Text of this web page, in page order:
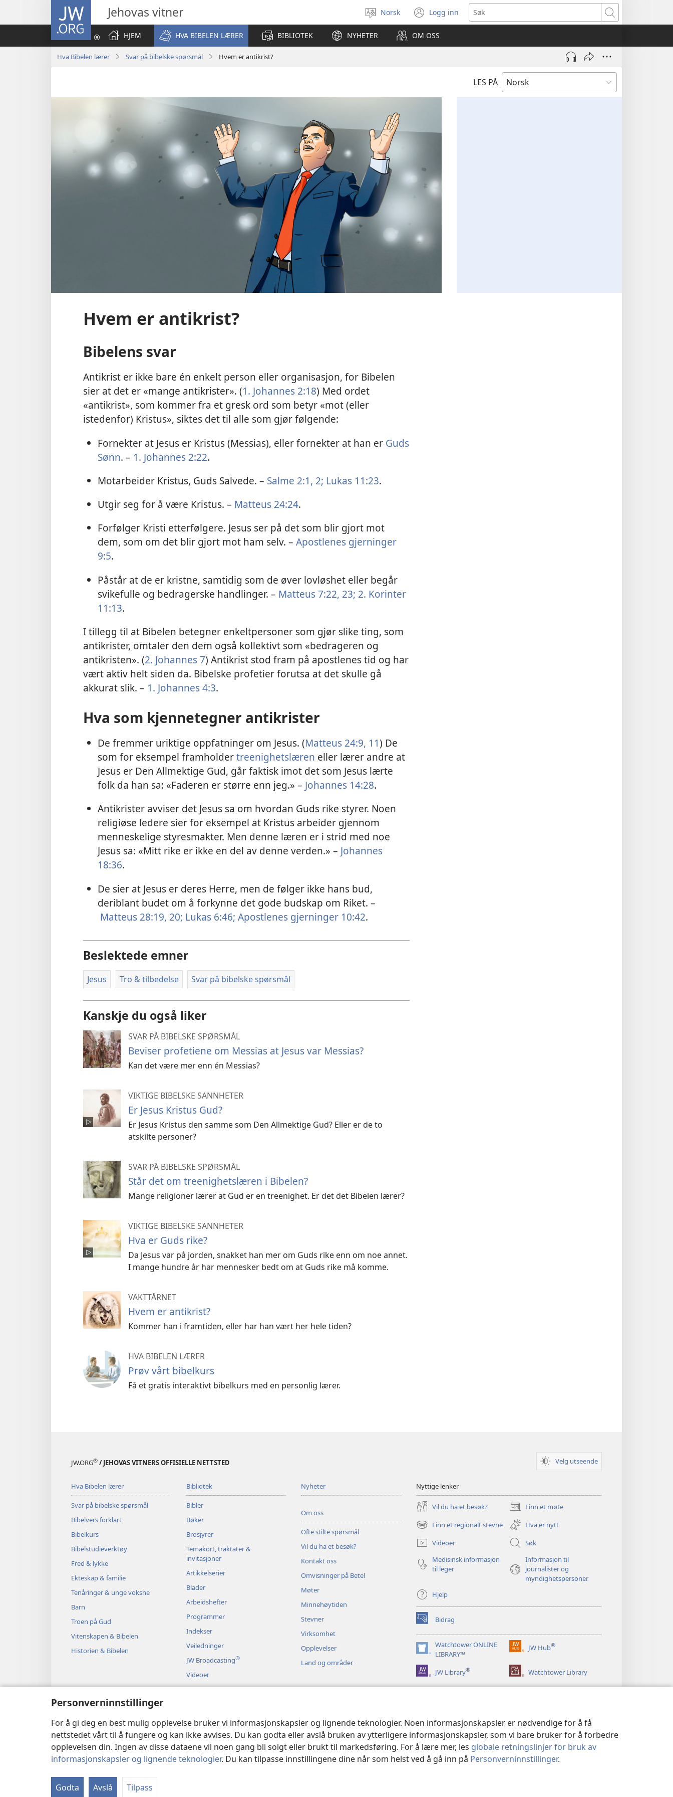
Personverninnstillinger
For å gi deg en best mulig opplevelse bruker vi informasjonskapsler og lignende teknologier. Noen informasjonskapsler er nødvendige for å få
nettstedet vårt til å fungere og kan ikke avvises. Du kan godta eller avslå bruken av ytterligere informasjonskapsler, som vi bare bruker for å forbedre
opplevelsen din. Ingen av disse dataene vil noen gang bli solgt eller brukt til markedsføring. For å lære mer, les globale retningslinjer for bruk av
informasjonskapsler og lignende teknologier. Du kan tilpasse innstillingene dine når som helst ved å gå inn på Personverninnstillinger.
Godta Avslå Tilpass
JW.ORG Jehovas vitner
Velg
språk
Norsk Logg inn
(åpner
nytt
vindu)
Søk
HJEM
HVA BIBELEN LÆRER BIBLIOTEK NYHETER OM OSS
Hva Bibelen lærer Svar på bibelske spørsmål Hvem er antikrist?
LES PÅ
Hvem er antikrist?
Bibelens svar
Antikrist er ikke bare én enkelt person eller organisasjon, for Bibelen
sier at det er «mange antikrister». (1. Johannes 2:18) Med ordet
«antikrist», som kommer fra et gresk ord som betyr «mot (eller
istedenfor) Kristus», siktes det til alle som gjør følgende:
Fornekter at Jesus er Kristus (Messias), eller fornekter at han er Guds
Sønn. – 1. Johannes 2:22.
Motarbeider Kristus, Guds Salvede. – Salme 2:1, 2; Lukas 11:23.
Utgir seg for å være Kristus. – Matteus 24:24.
Forfølger Kristi etterfølgere. Jesus ser på det som blir gjort mot
dem, som om det blir gjort mot ham selv. – Apostlenes gjerninger
9:5.
Påstår at de er kristne, samtidig som de øver lovløshet eller begår
svikefulle og bedragerske handlinger. – Matteus 7:22, 23; 2. Korinter
11:13.
I tillegg til at Bibelen betegner enkeltpersoner som gjør slike ting, som
antikrister, omtaler den dem også kollektivt som «bedrageren og
antikristen». (2. Johannes 7) Antikrist stod fram på apostlenes tid og har
vært aktiv helt siden da. Bibelske profetier forutsa at det skulle gå
akkurat slik. – 1. Johannes 4:3.
Hva som kjennetegner antikrister
De fremmer uriktige oppfatninger om Jesus. (Matteus 24:9, 11) De
som for eksempel framholdertreenighetslæren eller lærer andre at
Jesus er Den Allmektige Gud, går faktisk imot det som Jesus lærte
folk da han sa: «Faderen er større enn jeg.» – Johannes 14:28.
Antikrister avviser det Jesus sa om hvordan Guds rike styrer. Noen
religiøse ledere sier for eksempel at Kristus arbeider gjennom
menneskelige styresmakter. Men denne læren er i strid med noe
Jesus sa: «Mitt rike er ikke en del av denne verden.» – Johannes
18:36.
De sier at Jesus er deres Herre, men de følger ikke hans bud,
deriblant budet om å forkynne det gode budskap om Riket. –
Matteus 28:19, 20; Lukas 6:46; Apostlenes gjerninger 10:42.
Beslektede emner
Jesus Tro & tilbedelse Svar på bibelske spørsmål
Kanskje du også liker
SVAR PÅ BIBELSKE SPØRSMÅL
Beviser profetiene om Messias at Jesus var Messias?
Kan det være mer enn én Messias?
VIKTIGE BIBELSKE SANNHETER
Er Jesus Kristus Gud?
Er Jesus Kristus den samme som Den Allmektige Gud? Eller er de to
atskilte personer?
SVAR PÅ BIBELSKE SPØRSMÅL
Står det om treenighetslæren i Bibelen?
Mange religioner lærer at Gud er en treenighet. Er det det Bibelen lærer?
VIKTIGE BIBELSKE SANNHETER
Hva er Guds rike?
Da Jesus var på jorden, snakket han mer om Guds rike enn om noe annet.
I mange hundre år har mennesker bedt om at Guds rike må komme.
VAKTTÅRNET
Hvem er antikrist?
Kommer han i framtiden, eller har han vært her hele tiden?
HVA BIBELEN LÆRER
Prøv vårt bibelkurs
Få et gratis interaktivt bibelkurs med en personlig lærer.
JW.ORG® / JEHOVAS VITNERS OFFISIELLE NETTSTED Velg utseende
Hva Bibelen lærer
Svar på bibelske spørsmål
Bibelvers forklart
Bibelkurs
Bibelstudieverktøy
Fred & lykke
Ekteskap & familie
Tenåringer & unge voksne
Barn
Troen på Gud
Vitenskapen & Bibelen
Historien & Bibelen
Bibliotek
Bibler
Bøker
Brosjyrer
Temakort, traktater &
invitasjoner
Artikkelserier
Blader
Arbeidshefter
Programmer
Indekser
Veiledninger
JW Broadcasting®
Videoer
Musikk
Dramatiserte bibelopplesninger
Nyheter
Om oss
Ofte stilte spørsmål
Vil du ha et besøk?
Kontakt oss
Omvisninger på Betel
Møter
Minnehøytiden
Stevner
Virksomhet
Opplevelser
Land og områder
Nyttige lenker
Vil du ha et besøk? Finn et møte
(åpner
nytt
vindu)
Finn et regionalt stevne
(åpner
nytt
vindu)
Hva er nytt
Videoer
Søk
Medisinsk informasjon
til leger
Informasjon til
journalister og
myndighetspersoner
Hjelp
Bidrag
(åpner
nytt
vindu) Watchtower ONLINE
LIBRARY™
(åpner
nytt
vindu)
JW Hub®
(åpner
vindu)
JW Library® Watchtower Library
Copyright© 2026 Watch Tower Bible and Tract Society of Pennsylvania. VILKÅR FOR BRUK|PERSONVERN|PERSONVERNINNSTILLINGER